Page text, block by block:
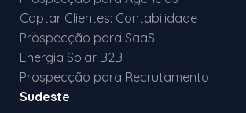
Captar Clientes: Contabilidade
Prospecção para SaaS
Energia Solar B2B
Prospecção para Recrutamento
Sudeste